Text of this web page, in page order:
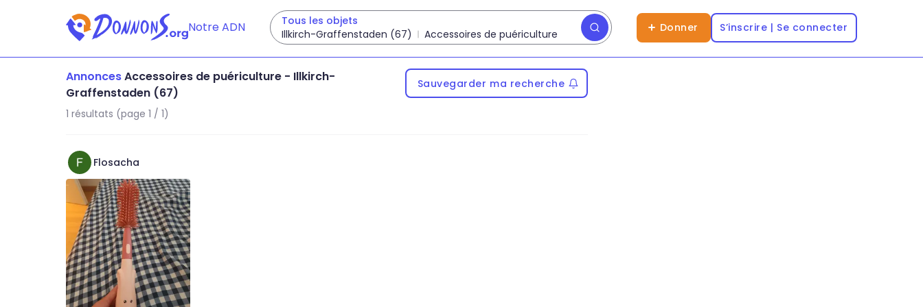
Notre ADN
Tous les objets
Illkirch-Graffenstaden (67)
Accessoires de puériculture Donner S’inscrire | Se connecter
AnnoncesAccessoires de puériculture - Illkirch-
Graffenstaden (67)
Sauvegarder ma recherche
1 résultats (page 1 / 1)
Flosacha